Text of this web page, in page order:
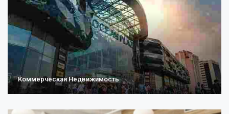
Коммерческая Недвижимость